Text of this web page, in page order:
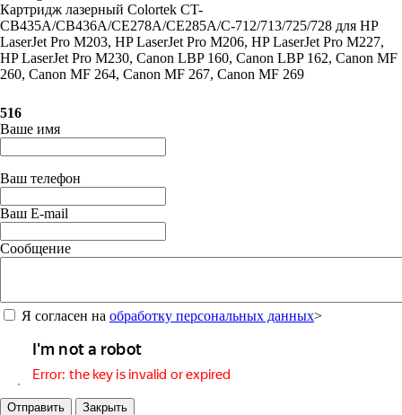
Картридж лазерный Colortek CT-
CB435A/CB436A/CE278A/CE285A/C-712/713/725/728 для HP
LaserJet Pro M203, HP LaserJet Pro M206, HP LaserJet Pro M227,
HP LaserJet Pro M230, Canon LBP 160, Canon LBP 162, Canon MF
260, Canon MF 264, Canon MF 267, Canon MF 269
516
Ваше имя
Ваш телефон
Ваш E-mail
Сообщение
Я согласен на обработку персональных данных>
Отправить Закрыть